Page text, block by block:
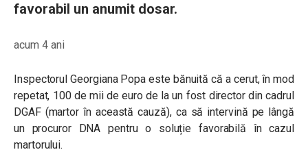
favorabil un anumit dosar.
acum 4 ani
Inspectorul Georgiana Popa este bănuită că a cerut, în mod
repetat, 100 de mii de euro de la un fost director din cadrul
DGAF (martor în această cauză), ca să intervină pe lângă
un procuror DNA pentru o soluție favorabilă în cazul
martorului.